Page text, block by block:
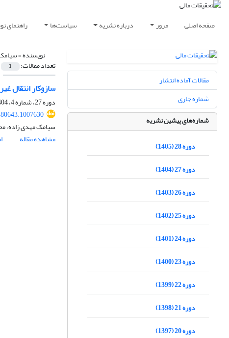
صفحه اصلی مرور درباره نشریه سیاست‌ها راهنمای
نویسنده =
تعداد مقالات: 1
سازوکار انتقال
دوره 27، شماره 4، 1404، صفحه
سیامک مهدی زاده،
مشاهده مقاله
مقالات آماده انتشار
شماره جاری
شماره‌های پیشین نشریه
دوره 28 (1405)
دوره 27 (1404)
دوره 26 (1403)
دوره 25 (1402)
دوره 24 (1401)
دوره 23 (1400)
دوره 22 (1399)
دوره 21 (1398)
دوره 20 (1397)